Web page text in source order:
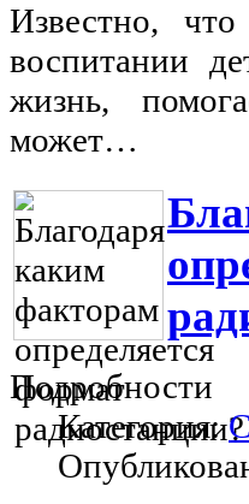
Известно,
воспитании
жизнь,
может…
Подробности
Категория: